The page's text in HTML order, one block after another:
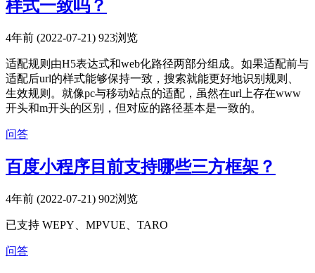
样式一致吗？
4年前 (2022-07-21) 923浏览
适配规则由H5表达式和web化路径两部分组成。如果适配前与
适配后url的样式能够保持一致，搜索就能更好地识别规则、
生效规则。就像pc与移动站点的适配，虽然在url上存在www
开头和m开头的区别，但对应的路径基本是一致的。
问答
百度小程序目前支持哪些三方框架？
4年前 (2022-07-21) 902浏览
已支持 WEPY、MPVUE、TARO
问答